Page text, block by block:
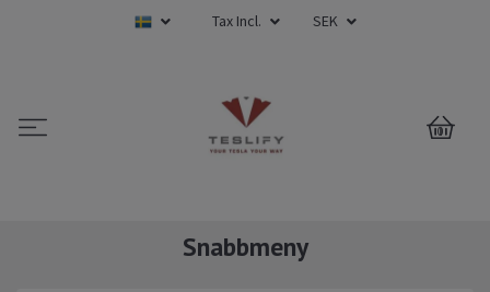
Tax Incl. SEK
0
Snabbmeny